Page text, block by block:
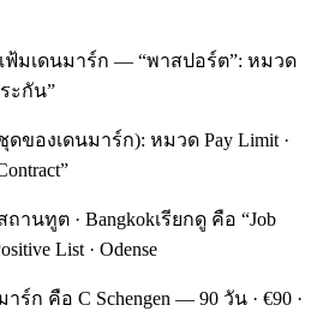
ฟ้มเดนมาร์ก — “พาสปอร์ต”: หมวด
ระกัน”
ของเดนมาร์ก): หมวด Pay Limit ·
ถานทูต · Bangkokเรียกดู คือ “Job
List · Odense
ร์ก คือ C Schengen — 90 วัน · €90 ·